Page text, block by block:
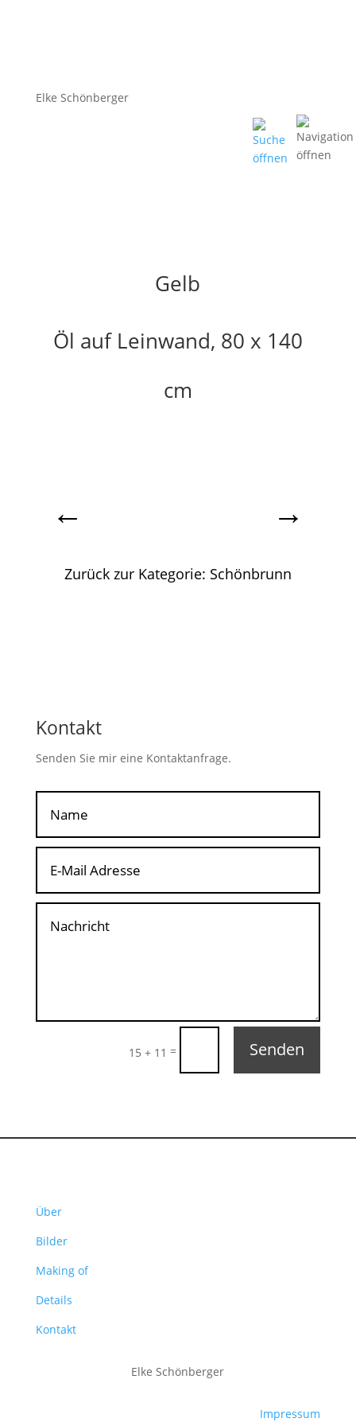
Elke Schönberger
Gelb
Öl auf Leinwand, 80 x 140
cm
← →
Zurück zur Kategorie: Schönbrunn
Kontakt
Senden Sie mir eine Kontaktanfrage.
15 + 11 = Senden
Über
Bilder
Making of
Details
Kontakt
Elke Schönberger
Impressum